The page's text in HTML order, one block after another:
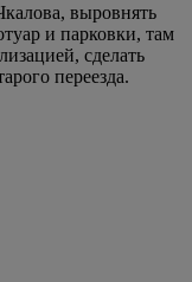
выровнять
и парковки, там
сделать
переезда.